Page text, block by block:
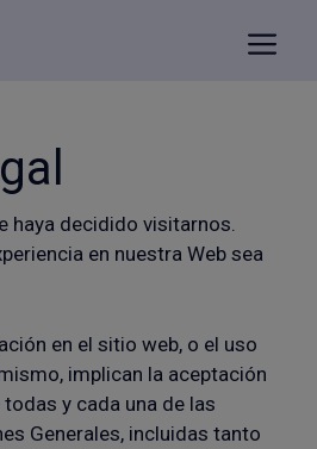
haya decidido visitarnos.
en nuestra Web sea
en el sitio web, o el uso
implican la aceptación
y cada una de las
Generales, incluidas tanto